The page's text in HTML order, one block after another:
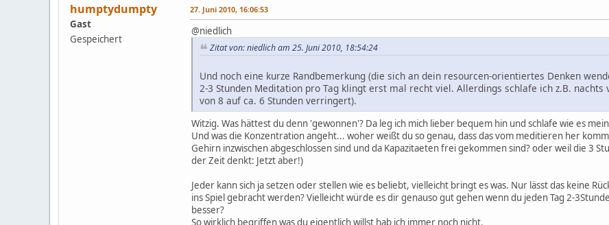
humptydumpty
Gast
Gespeichert
27. Juni 2010, 16:06:53
@niedlich
Zitat von: niedlich am 25. Juni 2010, 18:54:24
Und noch eine kurze Randbemerkung (die sich an dein resourcen-orientiertes Denken
2-3 Stunden Meditation pro Tag klingt erst mal recht viel. Allerdings schlafe ich z.B.
von 8 auf ca. 6 Stunden verringert).
Witzig. Was hättest du denn 'gewonnen'? Da leg ich mich lieber bequem hin und schlafe wie es
Und was die Konzentration angeht... woher weißt du so genau, dass das vom meditieren her
Gehirn inzwischen abgeschlossen sind und da Kapazitaeten frei gekommen sind? oder weil die 3
der Zeit denkt: Jetzt aber!)
Jeder kann sich ja setzen oder stellen wie es beliebt, vielleicht bringt es was. Nur lässt das keine
ins Spiel gebracht werden? Vielleicht würde es dir genauso gut gehen wenn du jeden Tag 2-
besser?
So wirklich begriffen was du eigentlich willst hab ich immer noch nicht.